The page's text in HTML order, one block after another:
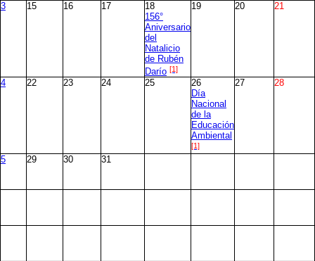
3 15 16 17
18
156°
Aniversario
del
Natalicio
de Rubén
Darío [1]
19 20 21
4 22 23 24 25
26
Día
Nacional
de la
Educación
Ambiental
[1]
27 28
5 29 30 31